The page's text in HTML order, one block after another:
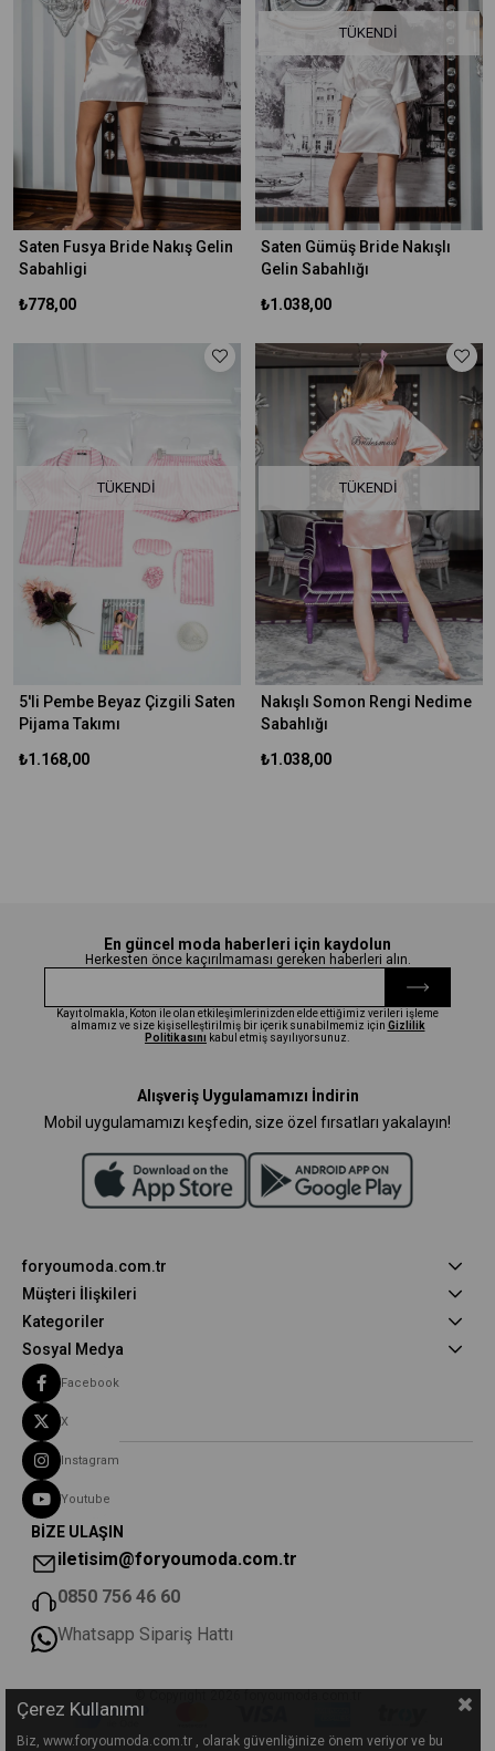
Saten Fusya Bride Nakış Gelin
Sabahligi
₺778,00
TÜKENDI
Saten Gümüş Bride Nakışlı
Gelin Sabahlığı
₺1.038,00
TÜKENDI
5'li Pembe Beyaz Çizgili Saten
Pijama Takımı
₺1.168,00
TÜKENDI
Nakışlı Somon Rengi Nedime
Sabahlığı
₺1.038,00
En güncel moda haberleri için kaydolun
Herkesten önce kaçırılmaması gereken haberleri alın.
Kayıt olmakla, Koton ile olan etkileşimlerinizden elde ettiğimiz verileri işleme
almamız ve size kişiselleştirilmiş bir içerik sunabilmemiz için Gizlilik
Politikasını kabul etmiş sayılıyorsunuz.
Alışveriş Uygulamamızı İndirin
Mobil uygulamamızı keşfedin, size özel fırsatları yakalayın!
foryoumoda.com.tr
Müşteri İlişkileri
Kategoriler
Sosyal Medya
Facebook
X
Instagram
Youtube
BİZE ULAŞIN
iletisim@foryoumoda.com.tr
0850 756 46 60
Whatsapp Sipariş Hattı
Çerez Kullanımı
Biz, www.foryoumoda.com.tr , olarak güvenliğinize önem veriyor ve bu